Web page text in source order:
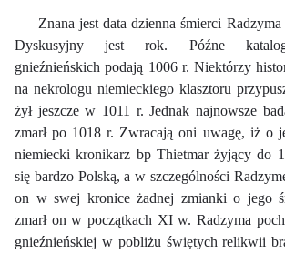
Znana jest data dzienna śmierci Radzyma
Dyskusyjny jest rok. Późne
gnieźnieńskich podają 1006 r. Niektórzy
na nekrologu niemieckiego klasztoru
żył jeszcze w 1011 r. Jednak najnowsze
zmarł po 1018 r. Zwracają oni uwagę, iż o
niemiecki kronikarz bp Thietmar żyjący do
się bardzo Polską, a w szczególności
on w swej kronice żadnej zmianki o jego
zmarł on w początkach XI w. Radzyma
gnieźnieńskiej w pobliżu świętych relikwii